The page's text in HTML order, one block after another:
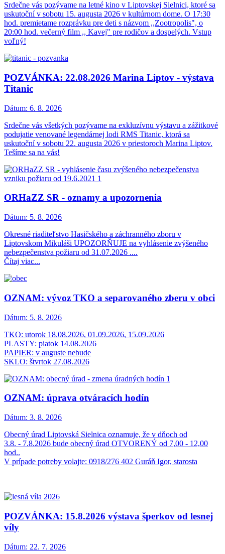
Srdečne vás pozývame na letné kino v Liptovskej Sielnici, ktoré sa
uskutoční v sobotu 15. augusta 2026 v kultúrnom dome. O 17:30
hod. premietame rozprávku pre deti s názvom ,,Zootropolis", o
20:00 hod. večerný film ,, Kavej" pre rodičov a dospelých. Vstup
voľný!
POZVÁNKA: 22.08.2026 Marina Liptov - výstava
Titanic
Dátum: 6. 8. 2026
Srdečne vás všetkých pozývame na exkluzívnu výstavu a zážitkové
podujatie venované legendárnej lodi RMS Titanic, ktorá sa
uskutoční v sobotu 22. augusta 2026 v priestoroch Marina Liptov.
Tešíme sa na vás!
ORHaZZ SR - oznamy a upozornenia
Dátum: 5. 8. 2026
Okresné riaditeľstvo Hasičského a záchranného zboru v
Liptovskom Mikuláši UPOZORŇUJE na vyhlásenie zvýšeného
nebezpečenstva požiaru od 31.07.2026 ....
Čítaj viac...
OZNAM: vývoz TKO a separovaného zberu v obci
Dátum: 5. 8. 2026
TKO: utorok 18.08.2026, 01.09.2026, 15.09.2026
PLASTY: piatok 14.08.2026
PAPIER: v auguste nebude
SKLO: štvrtok 27.08.2026
OZNAM: úprava otváracích hodín
Dátum: 3. 8. 2026
Obecný úrad Liptovská Sielnica oznamuje, že v dňoch od
3.8. - 7.8.2026 bude obecný úrad OTVORENÝ od 7,00 - 12,00
hod..
V prípade potreby volajte: 0918/276 402 Guráň Igor, starosta
POZVÁNKA: 15.8.2026 výstava šperkov od lesnej
víly
Dátum: 22. 7. 2026